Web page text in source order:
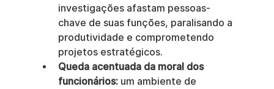
investigações afastam pessoas-
chave de suas funções, paralisando a
produtividade e comprometendo
projetos estratégicos.
Queda acentuada da moral dos
funcionários: um ambiente de